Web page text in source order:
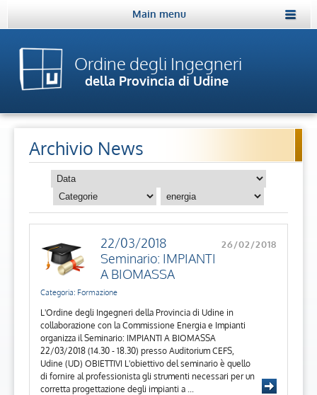
Main menu
Ordine degli Ingegneri
della Provincia di Udine
Archivio News
26/02/2018
22/03/2018
Seminario: IMPIANTI
A BIOMASSA
Categoria: Formazione
L'Ordine degli Ingegneri della Provincia di Udine in
collaborazione con la Commissione Energia e Impianti
organizza il Seminario: IMPIANTI A BIOMASSA
22/03/2018 (14.30 - 18.30) presso Auditorium CEFS,
Udine (UD) OBIETTIVI L'obiettivo del seminario è quello
di fornire al professionista gli strumenti necessari per un
corretta progettazione degli impianti a ...